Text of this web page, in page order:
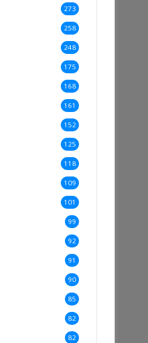
273
258
248
175
168
161
152
125
118
109
101
99
92
91
90
85
82
82